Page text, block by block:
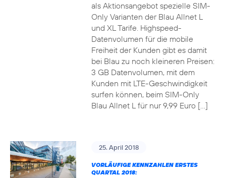
als Aktionsangebot spezielle SIM-
Only Varianten der Blau Allnet L
und XL Tarife. Highspeed-
Datenvolumen für die mobile
Freiheit der Kunden gibt es damit
bei Blau zu noch kleineren Preisen:
3 GB Datenvolumen, mit dem
Kunden mit LTE-Geschwindigkeit
surfen können, beim SIM-Only
Blau Allnet L für nur 9,99 Euro […]
25. April 2018
VORLÄUFIGE KENNZAHLEN ERSTES
QUARTAL 2018: